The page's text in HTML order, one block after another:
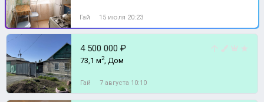
Гай 15 июля 20:23
4 500 000 ₽
73,1 м2, Дом
Гай 7 августа 10:10